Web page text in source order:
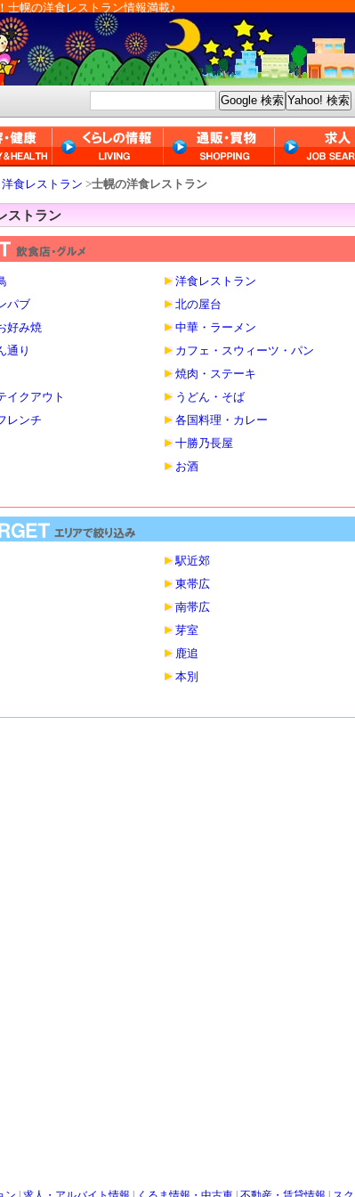
士幌の洋食レストラン情報満載♪
洋食レストラン >士幌の洋食レストラン
ストラン
洋食レストラン
パブ
北の屋台
好み焼
中華・ラーメン
通り
カフェ・スウィーツ・パン
焼肉・ステーキ
イクアウト
うどん・そば
レンチ
各国料理・カレー
十勝乃長屋
お酒
駅近郊
東帯広
南帯広
芽室
鹿追
本別